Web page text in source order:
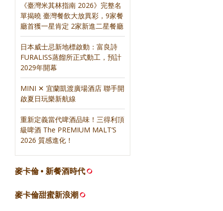
《臺灣米其林指南 2026》完整名
單揭曉 臺灣餐飲大放異彩，9家餐
廳首獲一星肯定 2家新進二星餐廳
日本威士忌新地標啟動：富良詩
FURALISS蒸餾所正式動工，預計
2029年開幕
MINI ✕ 宜蘭凱渡廣場酒店 聯手開
啟夏日玩樂新航線
重新定義當代啤酒品味！三得利頂
級啤酒 The PREMIUM MALT’S
2026 質感進化！
麥卡倫 • 新餐酒時代
麥卡倫甜蜜新浪潮